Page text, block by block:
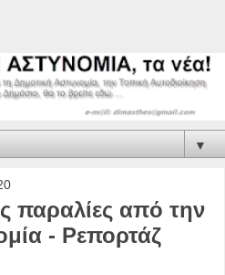
▼
παραλίες από την
- Ρεπορτάζ